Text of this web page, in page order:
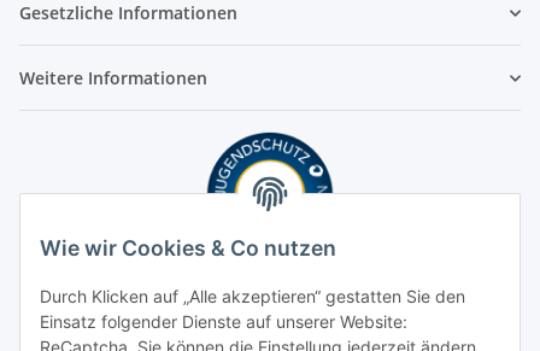
Gesetzliche Informationen
Weitere Informationen
Wie wir Cookies & Co nutzen
Durch Klicken auf „Alle akzeptieren“ gestatten Sie den
Einsatz folgender Dienste auf unserer Website: